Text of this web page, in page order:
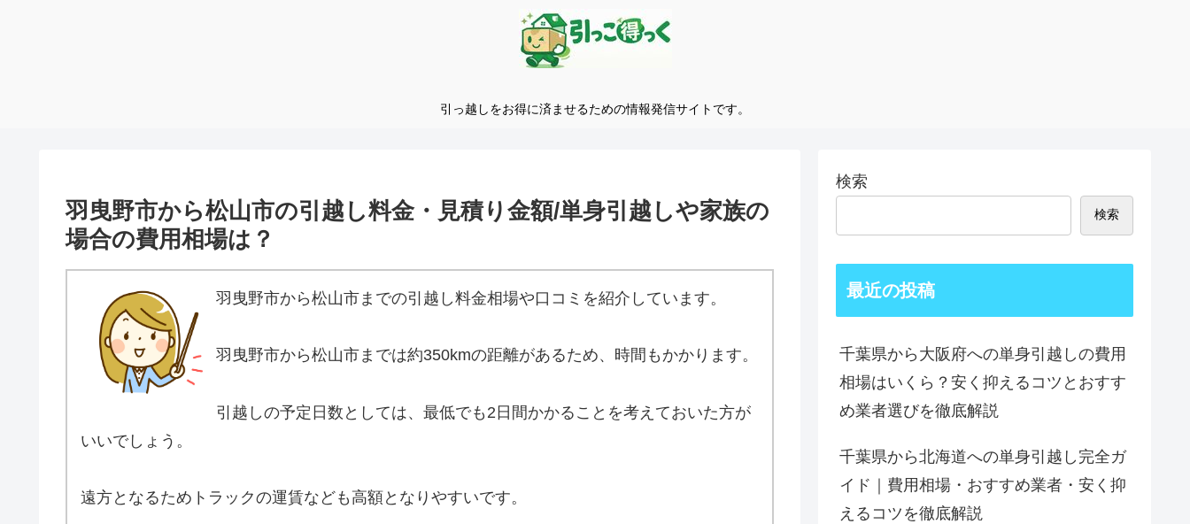
引っ越しをお得に済ませるための情報発信サイトです。
羽曳野市から松山市の引越し料金・見積り金額/単身引越しや家族の
場合の費用相場は？
羽曳野市から松山市までの引越し料金相場や口コミを紹介しています。
羽曳野市から松山市までは約350kmの距離があるため、時間もかかります。
引越しの予定日数としては、最低でも2日間かかることを考えておいた方が
いいでしょう。
遠方となるためトラックの運賃なども高額となりやすいです。
検索
検索
最近の投稿
千葉県から大阪府への単身引越しの費用
相場はいくら？安く抑えるコツとおすす
め業者選びを徹底解説
千葉県から北海道への単身引越し完全ガ
イド｜費用相場・おすすめ業者・安く抑
えるコツを徹底解説